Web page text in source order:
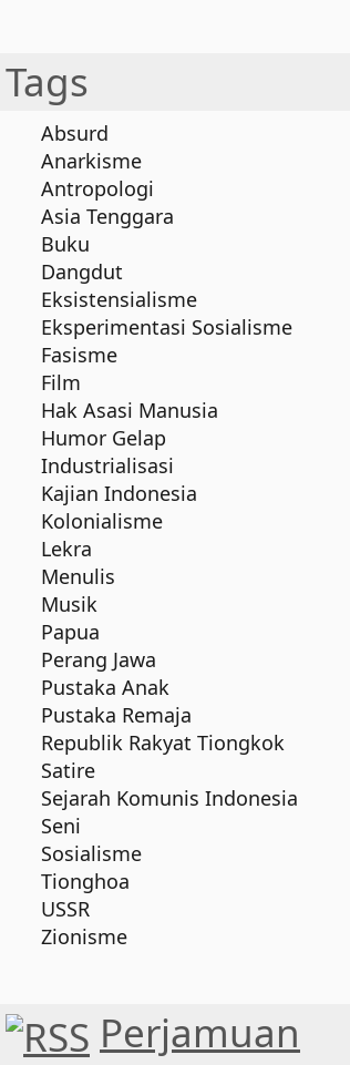
Tags
Absurd
Anarkisme
Antropologi
Asia Tenggara
Buku
Dangdut
Eksistensialisme
Eksperimentasi Sosialisme
Fasisme
Film
Hak Asasi Manusia
Humor Gelap
Industrialisasi
Kajian Indonesia
Kolonialisme
Lekra
Menulis
Musik
Papua
Perang Jawa
Pustaka Anak
Pustaka Remaja
Republik Rakyat Tiongkok
Satire
Sejarah Komunis Indonesia
Seni
Sosialisme
Tionghoa
USSR
Zionisme
Perjamuan